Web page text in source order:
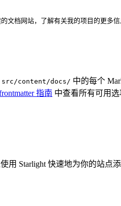
网站，了解有关我的项目的更多信
src/content/docs/ 中的每个
指南 中查看所有可用选
用 Starlight 快速地为你的站点